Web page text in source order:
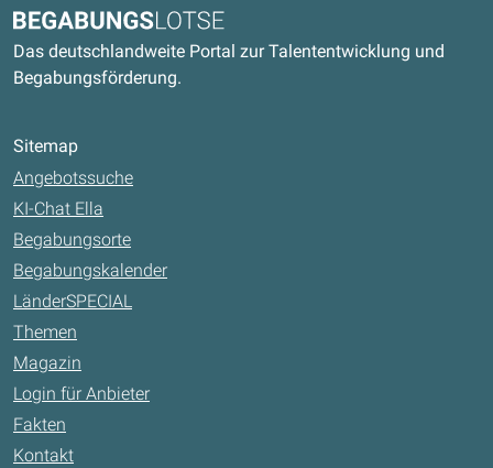
Begabungslotse
Das deutschlandweite Portal zur Talententwicklung und
Begabungsförderung.
Sitemap
Angebotssuche
KI-Chat Ella
Begabungsorte
Begabungskalender
LänderSPECIAL
Themen
Magazin
Login für Anbieter
Fakten
Kontakt